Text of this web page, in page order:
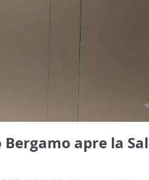
apre la